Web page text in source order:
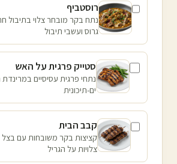
רוסטביף
נתח בקר מובחר צלוי בתיבול
גרוס ועשבי תיבול
סטייק פרגית על האש
נתחי פרגית עסיסיים במרינדת
ים-תיכונית
קבב הבית
קציצות בקר משובחות עם בצל
צלויות על הגריל